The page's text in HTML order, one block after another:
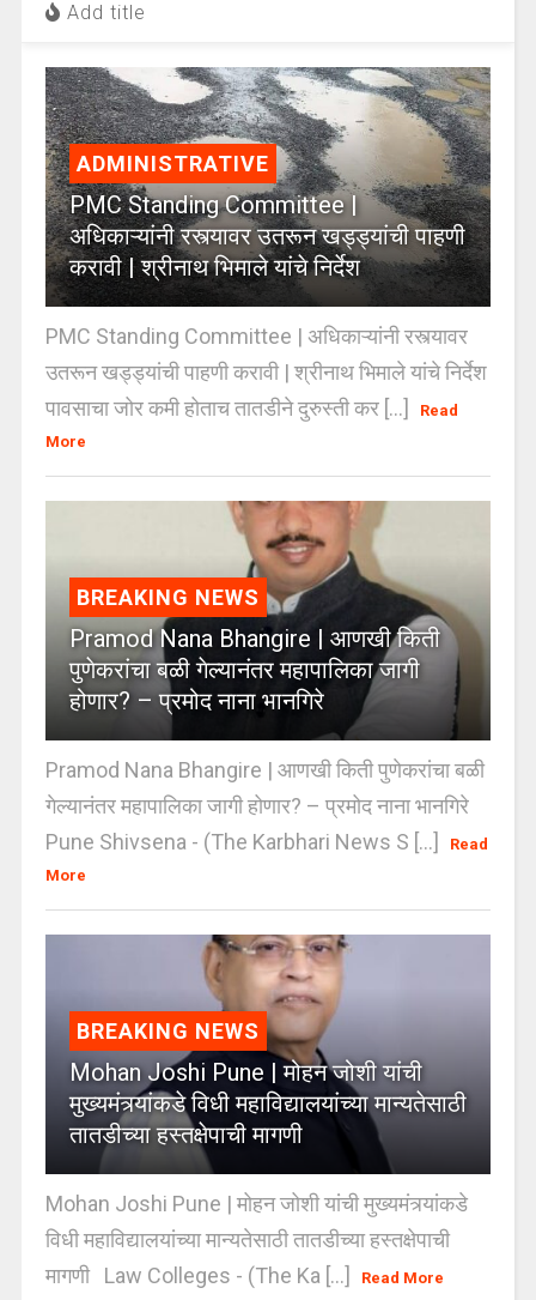
Add title
ADMINISTRATIVE
PMC Standing Committee |
अधिकाऱ्यांनी रस्त्यावर उतरून खड्ड्यांची पाहणी
करावी | श्रीनाथ भिमाले यांचे निर्देश
PMC Standing Committee | अधिकाऱ्यांनी रस्त्यावर
उतरून खड्ड्यांची पाहणी करावी | श्रीनाथ भिमाले यांचे निर्देश
पावसाचा जोर कमी होताच तातडीने दुरुस्ती कर [...]
Read
More
BREAKING NEWS
Pramod Nana Bhangire | आणखी किती
पुणेकरांचा बळी गेल्यानंतर महापालिका जागी
होणार? – प्रमोद नाना भानगिरे
Pramod Nana Bhangire | आणखी किती पुणेकरांचा बळी
गेल्यानंतर महापालिका जागी होणार? – प्रमोद नाना भानगिरे
Pune Shivsena - (The Karbhari News S [...]
Read
More
BREAKING NEWS
Mohan Joshi Pune | मोहन जोशी यांची
मुख्यमंत्र्यांकडे विधी महाविद्यालयांच्या मान्यतेसाठी
तातडीच्या हस्तक्षेपाची मागणी
Mohan Joshi Pune | मोहन जोशी यांची मुख्यमंत्र्यांकडे
विधी महाविद्यालयांच्या मान्यतेसाठी तातडीच्या हस्तक्षेपाची
मागणी Law Colleges - (The Ka [...]
Read More